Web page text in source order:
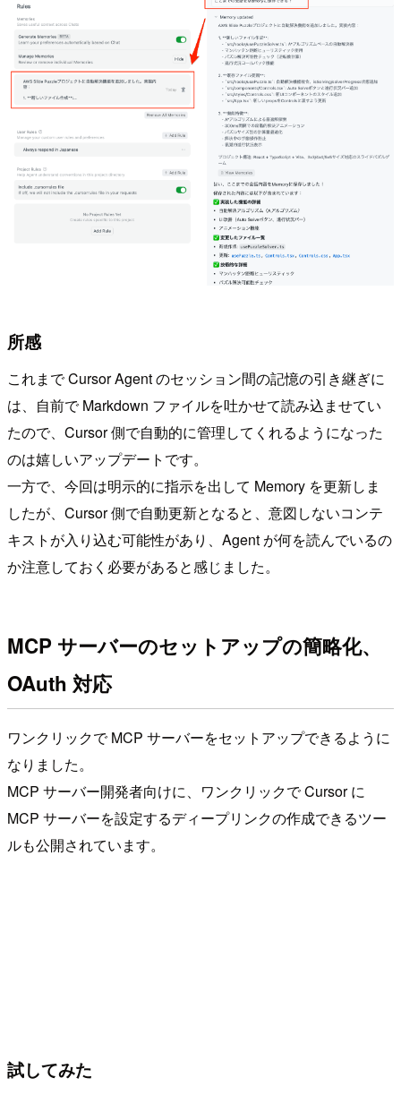
所感
これまで Cursor Agent のセッション間の記憶の引き継ぎに
は、自前で Markdown ファイルを吐かせて読み込ませてい
たので、Cursor 側で自動的に管理してくれるようになった
のは嬉しいアップデートです。
一方で、今回は明示的に指示を出して Memory を更新しま
したが、Cursor 側で自動更新となると、意図しないコンテ
キストが入り込む可能性があり、Agent が何を読んでいるの
か注意しておく必要があると感じました。
MCP サーバーのセットアップの簡略化、
OAuth 対応
ワンクリックで MCP サーバーをセットアップできるように
なりました。
MCP サーバー開発者向けに、ワンクリックで Cursor に
MCP サーバーを設定するディープリンクの作成できるツー
ルも公開されています。
試してみた